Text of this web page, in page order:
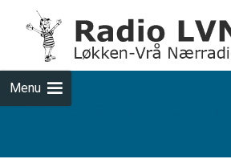
Menu
Podcasts fra 2020-01-05